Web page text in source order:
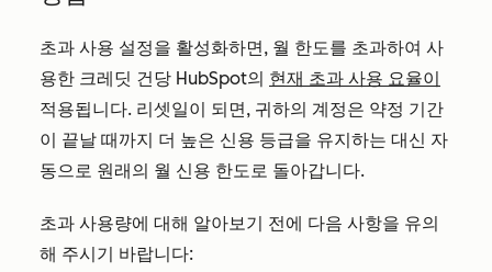
초과 사용 설정을 활성화하면, 월 한도를 초과하여 사
용한 크레딧 건당 HubSpot의 현재 초과 사용 요율이
적용됩니다. 리셋일이 되면, 귀하의 계정은 약정 기간
이 끝날 때까지 더 높은 신용 등급을 유지하는 대신 자
동으로 원래의 월 신용 한도로 돌아갑니다.
초과 사용량에 대해 알아보기 전에 다음 사항을 유의
해 주시기 바랍니다: